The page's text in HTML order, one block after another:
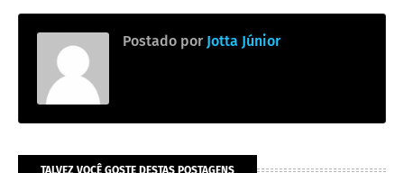
Postado por Jotta Júnior
TALVEZ VOCÊ GOSTE DESTAS POSTAGENS